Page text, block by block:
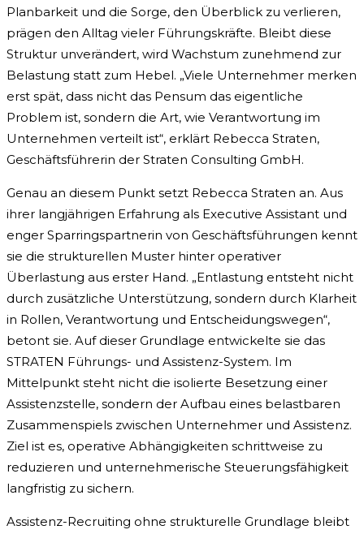
Planbarkeit und die Sorge, den Überblick zu verlieren,
prägen den Alltag vieler Führungskräfte. Bleibt diese
Struktur unverändert, wird Wachstum zunehmend zur
Belastung statt zum Hebel. „Viele Unternehmer merken
erst spät, dass nicht das Pensum das eigentliche
Problem ist, sondern die Art, wie Verantwortung im
Unternehmen verteilt ist“, erklärt Rebecca Straten,
Geschäftsführerin der Straten Consulting GmbH.
Genau an diesem Punkt setzt Rebecca Straten an. Aus
ihrer langjährigen Erfahrung als Executive Assistant und
enger Sparringspartnerin von Geschäftsführungen kennt
sie die strukturellen Muster hinter operativer
Überlastung aus erster Hand. „Entlastung entsteht nicht
durch zusätzliche Unterstützung, sondern durch Klarheit
in Rollen, Verantwortung und Entscheidungswegen“,
betont sie. Auf dieser Grundlage entwickelte sie das
STRATEN Führungs- und Assistenz-System. Im
Mittelpunkt steht nicht die isolierte Besetzung einer
Assistenzstelle, sondern der Aufbau eines belastbaren
Zusammenspiels zwischen Unternehmer und Assistenz.
Ziel ist es, operative Abhängigkeiten schrittweise zu
reduzieren und unternehmerische Steuerungsfähigkeit
langfristig zu sichern.
Assistenz-Recruiting ohne strukturelle Grundlage bleibt